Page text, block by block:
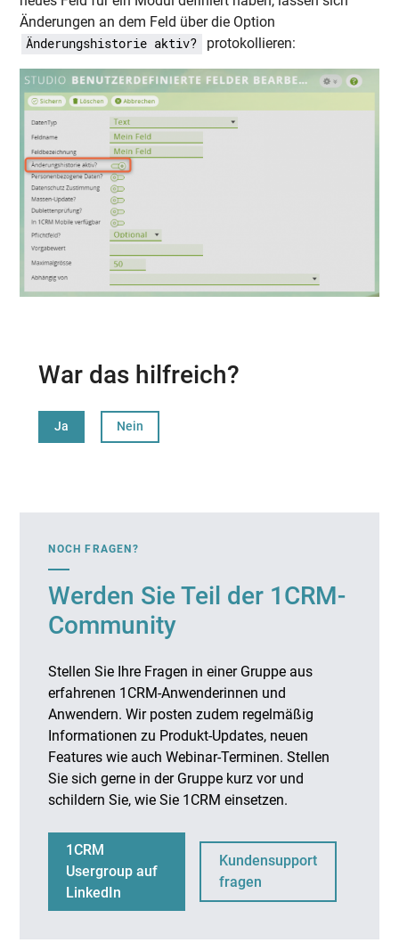
Änderungen an dem Feld über die Option
Änderungshistorie aktiv? protokollieren:
War das hilfreich?
Ja Nein
NOCH FRAGEN?
Werden Sie Teil der 1CRM-
Community
Stellen Sie Ihre Fragen in einer Gruppe aus
erfahrenen 1CRM-Anwenderinnen und
Anwendern. Wir posten zudem regelmäßig
Informationen zu Produkt-Updates, neuen
Features wie auch Webinar-Terminen. Stellen
Sie sich gerne in der Gruppe kurz vor und
schildern Sie, wie Sie 1CRM einsetzen.
1CRM
Usergroup auf
LinkedIn
Kundensupport
fragen